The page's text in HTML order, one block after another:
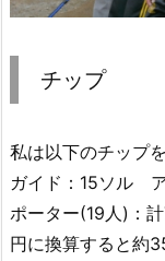
チップ
私は以下のチップ
ガイド：15ソル
ポーター(19人)：
円に換算すると約